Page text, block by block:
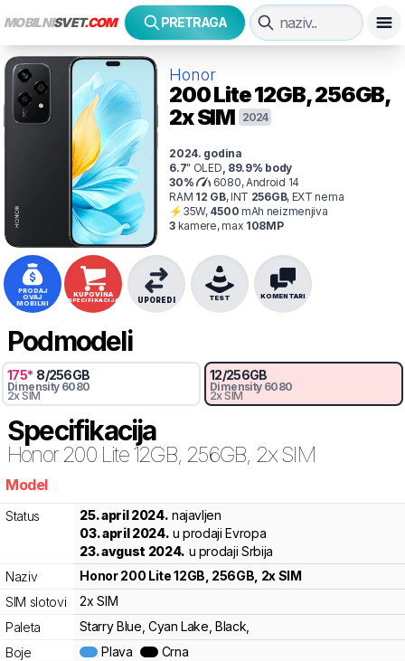
MOBILNISVET.COM PRETRAGA
Honor
200 Lite12GB, 256GB,
2x SIM 2024
2024. godina
6.7" OLED, 89.9% body
30%
6080, Android 14
RAM 12 GB,INT 256GB, EXT nema
⚡ 35W, 4500 mAh neizmenjiva
3 kamere, max 108MP
PRODAJ
OVAJ
MOBILNI
KUPOVINA
SPECIFIKACIJA TEST KOMENTARI
UPOREDI
Podmodeli
175* 8/256GB
Dimensity 6080
2x SIM
12/256GB
Dimensity 6080
2x SIM
Specifikacija
Honor 200 Lite 12GB, 256GB, 2x SIM
Model
Status 25. april 2024. najavljen
03. april 2024. u prodaji Evropa
23. avgust 2024. u prodaji Srbija
Naziv
Honor200 Lite 12GB, 256GB, 2x SIM
SIM slotovi
2x SIM
Paleta
Starry Blue, Cyan Lake, Black,
Boje
Plava Crna